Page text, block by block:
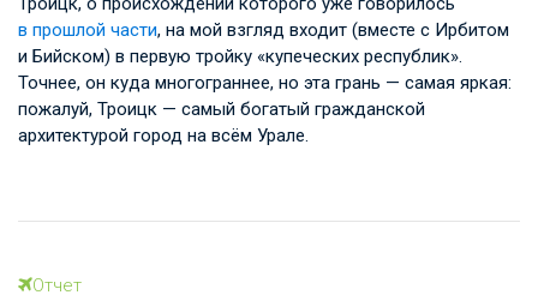
в прошлой части, на мой взгляд входит (вместе с Ирбитом
и Бийском) в первую тройку «купеческих республик».
Точнее, он куда многограннее, но эта грань — самая яркая:
пожалуй, Троицк — самый богатый гражданской
архитектурой город на всём Урале.
Отчет